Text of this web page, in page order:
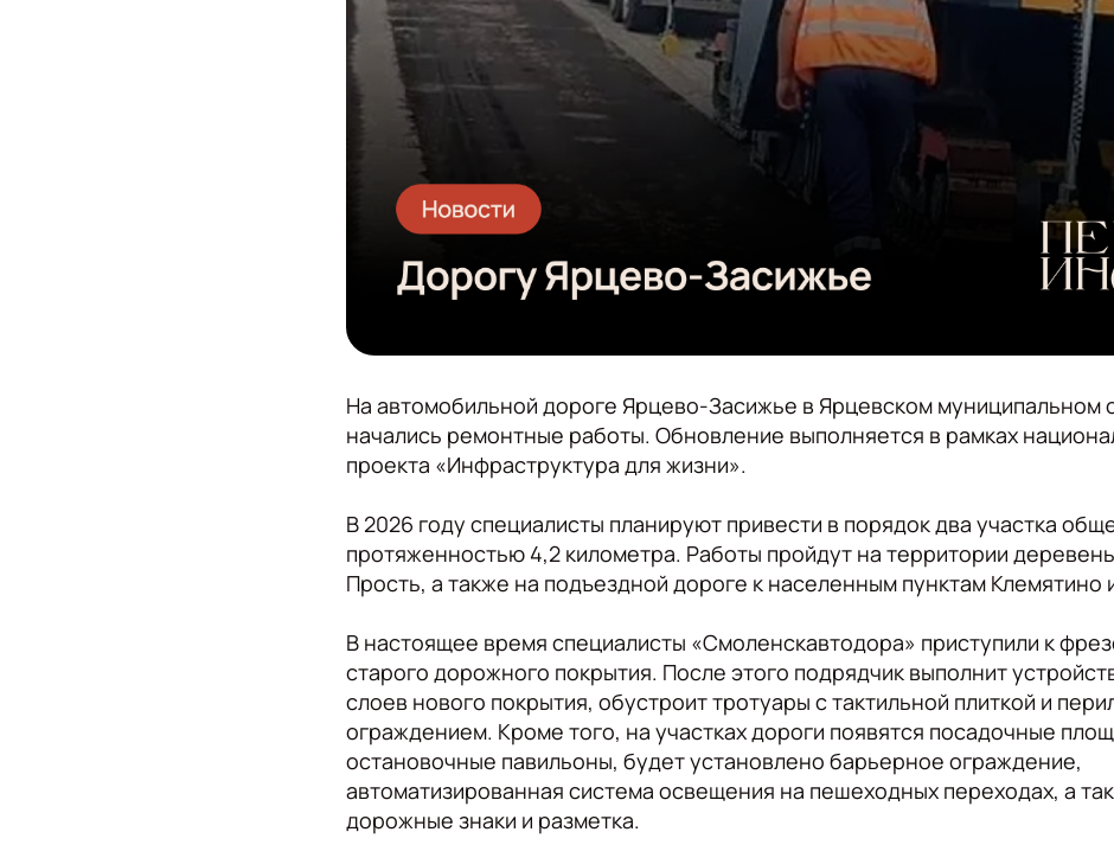
На автомобильной дороге Ярцево-Засижье в Ярцевском муниципальном
начались ремонтные работы. Обновление выполняется в рамках
проекта «Инфраструктура для жизни».
В 2026 году специалисты планируют привести в порядок два участка
протяженностью 4,2 километра. Работы пройдут на территории
Прость, а также на подъездной дороге к населенным пунктам Клемятино
В настоящее время специалисты «Смоленскавтодора» приступили к
старого дорожного покрытия. После этого подрядчик выполнит
слоев нового покрытия, обустроит тротуары с тактильной плиткой и
ограждением. Кроме того, на участках дороги появятся посадочные
остановочные павильоны, будет установлено барьерное ограждение,
автоматизированная система освещения на пешеходных переходах, а
дорожные знаки и разметка.